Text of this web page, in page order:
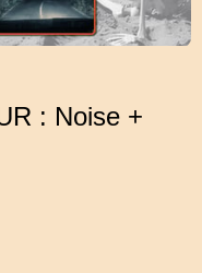
: Noise +